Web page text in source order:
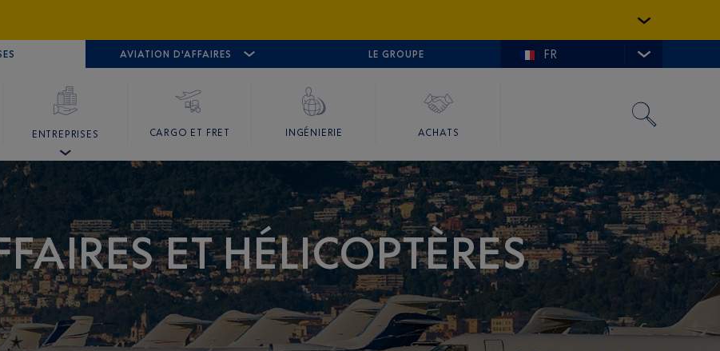
AVIATION D'AFFAIRES
AÉROPORT CANNES MANDELIEU GOLFE DE SAINT-TROPEZ
LE GROUPE FR
ENTREPRISES CARGO ET FRET INGÉNIERIE ACHATS
ET HÉLICOPTÈRES